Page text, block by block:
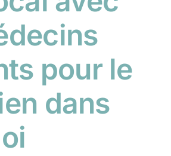
pour le
dans